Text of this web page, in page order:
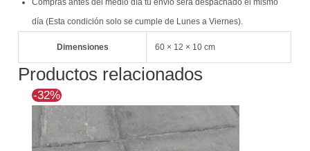
día (Esta condición solo se cumple de Lunes a Viernes).
Dimensiones 60 × 12 × 10 cm
Productos relacionados
-32%
precio
original
era:
$36.146.
precio
actual
$24.502.